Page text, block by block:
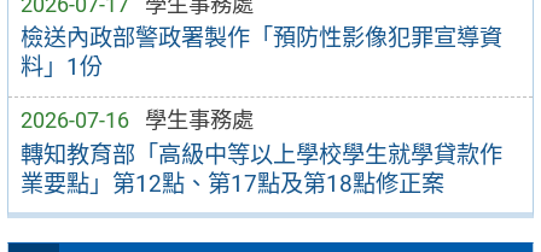
檢送內政部警政署製作「預防性影像犯罪宣導資
料」1份
2026-07-16 學生事務處
轉知教育部「高級中等以上學校學生就學貸款作
業要點」第12點、第17點及第18點修正案